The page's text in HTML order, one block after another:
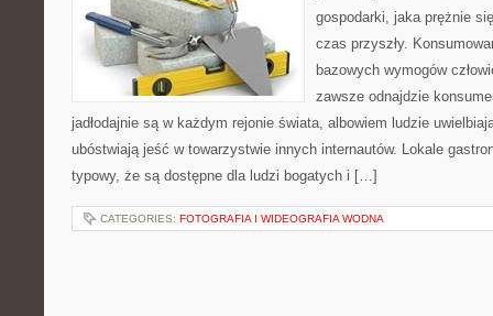
gospodarki, jaka prężnie
czas przyszły.
bazowych wymogów
zawsze odnajdzie
jadłodajnie są w każdym rejonie świata, albowiem ludzie
ubóstwiają jeść w towarzystwie innych internautów. Lokale
typowy, że są dostępne dla ludzi bogatych i […]
CATEGORIES: FOTOGRAFIA I WIDEOGRAFIA WODNA